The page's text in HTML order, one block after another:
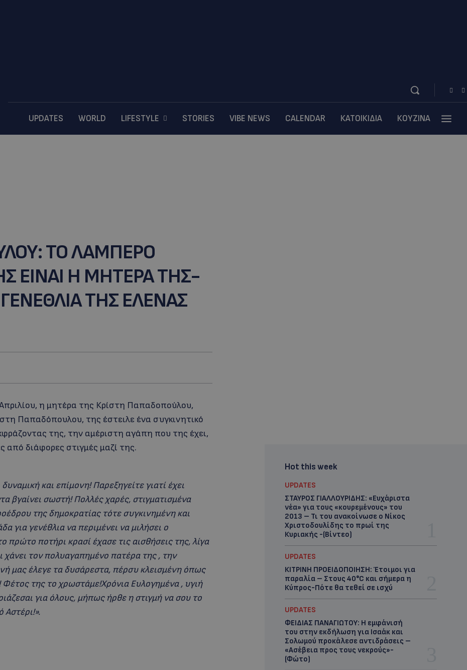
UPDATES WORLD LIFESTYLE STORIES VIBE NEWS CALENDAR ΚΑΤΟΙΚΙΔΙΑ ΚΟΥΖΙΝΑ
TO ΛΑΜΠΕΡΟ
ΕΙΝΑΙ Η ΜΗΤΕΡΑ ΤΗΣ-
ΓΕΝΕΘΛΙΑ ΤΗΣ ΕΛΕΝΑΣ
η μητέρα της Κρίστη Παπαδοπούλου,
Παπαδόπουλου, της έστειλε ένα συγκινητικό
της, την αμέριστη αγάπη που της έχει,
διάφορες στιγμές μαζί της.
και επίμονη! Παρεξηγείτε γιατί έχει
βγαίνει σωστή! Πολλές χαρές, στιγματισμένα
της δημοκρατίας τότε συγκινημένη και
για γενέθλια να περιμένει να μιλήσει ο
πρώτο ποτήρι κρασί έχασε τις αισθήσεις της, λίγα
τον πολυαγαπημένο πατέρα της , την
μας έλεγε τα δυσάρεστα, πέρσυ κλεισμένη όπως
της το χρωστάμε!Χρόνια Ευλογημένα , υγιή
για όλους, μήπως ήρθε η στιγμή να σου το
Αστέρι!».
Hot this week
UPDATES
ΣΤΑΥΡΟΣ ΓΙΑΛΛΟΥΡΙΔΗΣ: «Ευχάριστα
νέα» για τους «κουρεμένους» του
2013 – Τι του ανακοίνωσε ο Νίκος
Χριστοδουλίδης το πρωί της
Κυριακής -(Βίντεο)
UPDATES
ΚΙΤΡΙΝΗ ΠΡΟΕΙΔΟΠΟΙΗΣΗ: Έτοιμοι για
παραλία – Στους 40°C και σήμερα η
Κύπρος-Πότε θα τεθεί σε ισχύ
UPDATES
ΦΕΙΔΙΑΣ ΠΑΝΑΓΙΩΤΟΥ: Η εμφάνισή
του στην εκδήλωση για Ισαάκ και
Σολωμού προκάλεσε αντιδράσεις –
«Ασέβεια προς τους νεκρούς»-
(Φώτο)